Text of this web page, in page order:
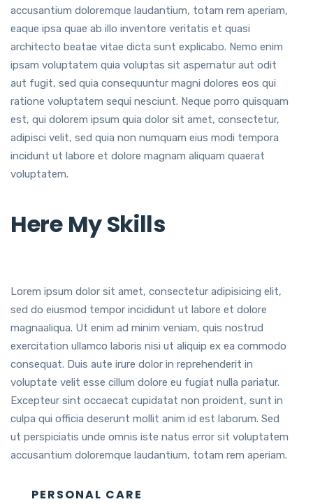
accusantium doloremque laudantium, totam rem aperiam,
eaque ipsa quae ab illo inventore veritatis et quasi
architecto beatae vitae dicta sunt explicabo. Nemo enim
ipsam voluptatem quia voluptas sit aspernatur aut odit
aut fugit, sed quia consequuntur magni dolores eos qui
ratione voluptatem sequi nesciunt. Neque porro quisquam
est, qui dolorem ipsum quia dolor sit amet, consectetur,
adipisci velit, sed quia non numquam eius modi tempora
incidunt ut labore et dolore magnam aliquam quaerat
voluptatem.
Here My Skills
Lorem ipsum dolor sit amet, consectetur adipisicing elit,
sed do eiusmod tempor incididunt ut labore et dolore
magnaaliqua. Ut enim ad minim veniam, quis nostrud
exercitation ullamco laboris nisi ut aliquip ex ea commodo
consequat. Duis aute irure dolor in reprehenderit in
voluptate velit esse cillum dolore eu fugiat nulla pariatur.
Excepteur sint occaecat cupidatat non proident, sunt in
culpa qui officia deserunt mollit anim id est laborum. Sed
ut perspiciatis unde omnis iste natus error sit voluptatem
accusantium doloremque laudantium, totam rem aperiam.
PERSONAL CARE